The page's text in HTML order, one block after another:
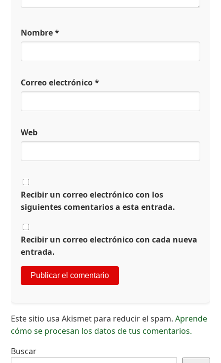
Nombre*
Correo electrónico*
Web
Recibir un correo electrónico con los
siguientes comentarios a esta entrada.
Recibir un correo electrónico con cada nueva
entrada.
Este sitio usa Akismet para reducir el spam.Aprende
cómo se procesan los datos de tus comentarios.
Buscar